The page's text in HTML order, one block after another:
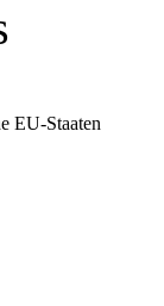
EU-Staaten